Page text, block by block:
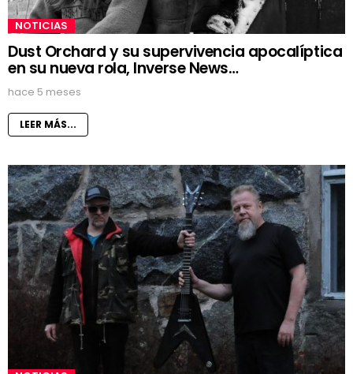
NOTICIAS
Dust Orchard y su supervivencia apocalíptica
en su nueva rola, Inverse News…
hace 5 meses
LEER MÁS...